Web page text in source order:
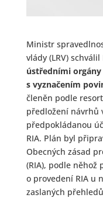
Ministr
vlády (LRV) schválil
ústředními
s vyznačením
členěn podle
předložení návrhů
předpokládanou
RIA. Plán byl
Obecných zásad
(RIA), podle něhož
o provedení RIA u
zaslaných